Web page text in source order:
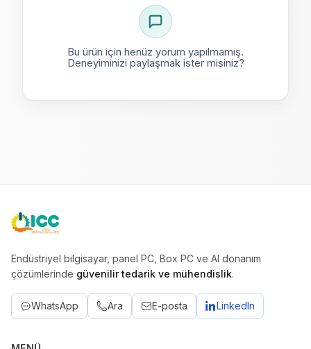
Bu ürün için henüz yorum yapılmamış.
Deneyiminizi paylaşmak ister misiniz?
ICC
Endüstriyel bilgisayar, panel PC, Box PC ve AI donanım
çözümlerinde güvenilir tedarik ve mühendislik.
WhatsApp Ara E-posta LinkedIn